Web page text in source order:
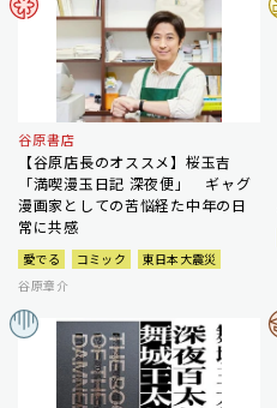
谷原書店
【谷原店長のオススメ】桜玉吉
「満喫漫玉日記 深夜便」 ギャグ
漫画家としての苦悩経た中年の日
常に共感
愛でる コミック
東日本大震災
谷原章介